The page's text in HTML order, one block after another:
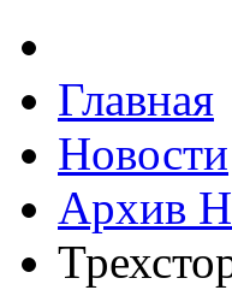
Главная
Новости
Архив